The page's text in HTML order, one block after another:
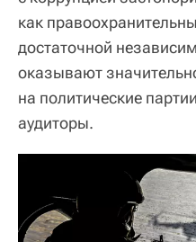
как
достаточной
оказывают
на политические
аудиторы.